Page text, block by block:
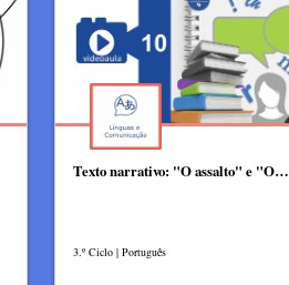
Texto narrativo: "O assalto" e "O…
3.º Ciclo | Português